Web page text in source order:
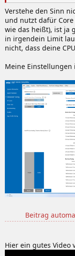
Verstehe den Sinn
und nutzt dafür Core
wie das heißt), ist ja
in irgendein Limit
nicht, dass deine
Meine Einstellungen
Beitrag
Hier ein gutes Video